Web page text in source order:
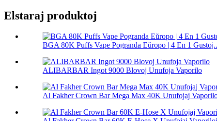
Elstaraj produktoj
BGA 80K Puffs Vape Pogranda Eŭropo | 4 En 1
ALIBARBAR Ingot 9000 Blovoj Unufoja Vaporilo
Al Fakher Crown Bar Mega Max 40K Unufojaj